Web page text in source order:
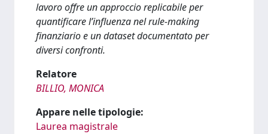
lavoro offre un approccio replicabile per
quantificare l’influenza nel rule-making
finanziario e un dataset documentato per
diversi confronti.
Relatore
BILLIO, MONICA
Appare nelle tipologie:
Laurea magistrale